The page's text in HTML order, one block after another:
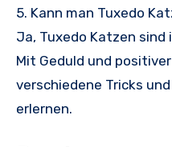
5. Kann man Tuxedo
Ja, Tuxedo Katzen
Mit Geduld und
verschiedene Tricks
erlernen.